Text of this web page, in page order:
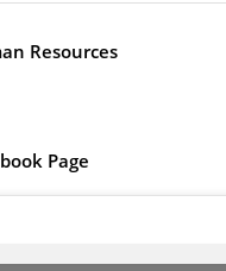
Resources
Page